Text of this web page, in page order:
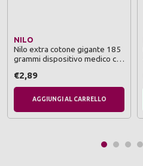
NILO
Nilo extra cotone gigante 185
grammi dispositivo medico ce
€2,89
AGGIUNGI AL CARRELLO